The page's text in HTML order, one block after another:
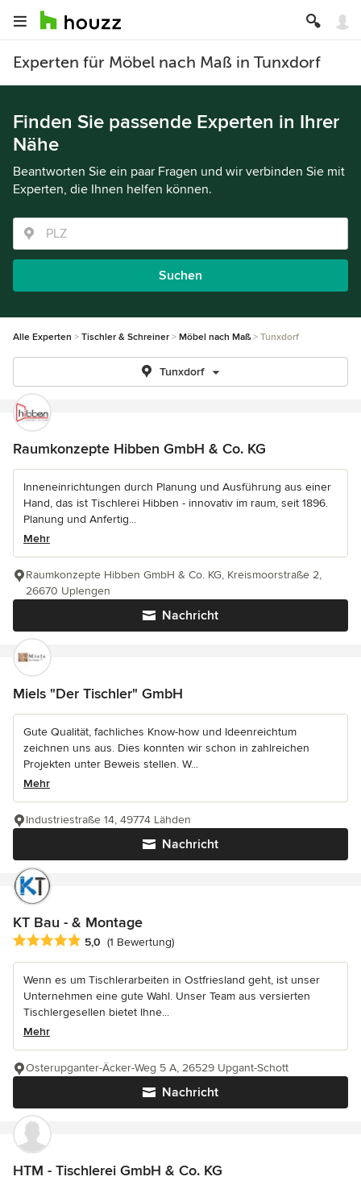
Experten für Möbel nach Maß in Tunxdorf
Finden Sie passende Experten in Ihrer
Nähe
Beantworten Sie ein paar Fragen und wir verbinden Sie mit
Experten, die Ihnen helfen können.
Suchen
Alle Experten Tischler & Schreiner Möbel nach Maß Tunxdorf
Tunxdorf
Raumkonzepte Hibben GmbH & Co. KG
Inneneinrichtungen durch Planung und Ausführung aus einer
Hand, das ist Tischlerei Hibben - innovativ im raum, seit 1896.
Planung und Anfertig...
Mehr
Nachricht
Raumkonzepte Hibben GmbH & Co. KG, Kreismoorstraße 2,
26670 Uplengen
Miels "Der Tischler" GmbH
Gute Qualität, fachliches Know-how und Ideenreichtum
zeichnen uns aus. Dies konnten wir schon in zahlreichen
Projekten unter Beweis stellen. W...
Mehr
Nachricht
Industriestraße 14, 49774 Lähden
KT Bau - & Montage
Durchschnittliche Bewertung: 5 von 5 Sternen
5,0 (1 Bewertung)
Wenn es um Tischlerarbeiten in Ostfriesland geht, ist unser
Unternehmen eine gute Wahl. Unser Team aus versierten
Tischlergesellen bietet Ihne...
Mehr
Nachricht
Osterupganter-Äcker-Weg 5 A, 26529 Upgant-Schott
HTM - Tischlerei GmbH & Co. KG